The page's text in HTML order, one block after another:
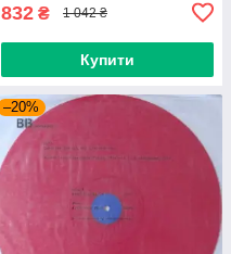
832 ₴ 1 042 ₴
Купити
–20%